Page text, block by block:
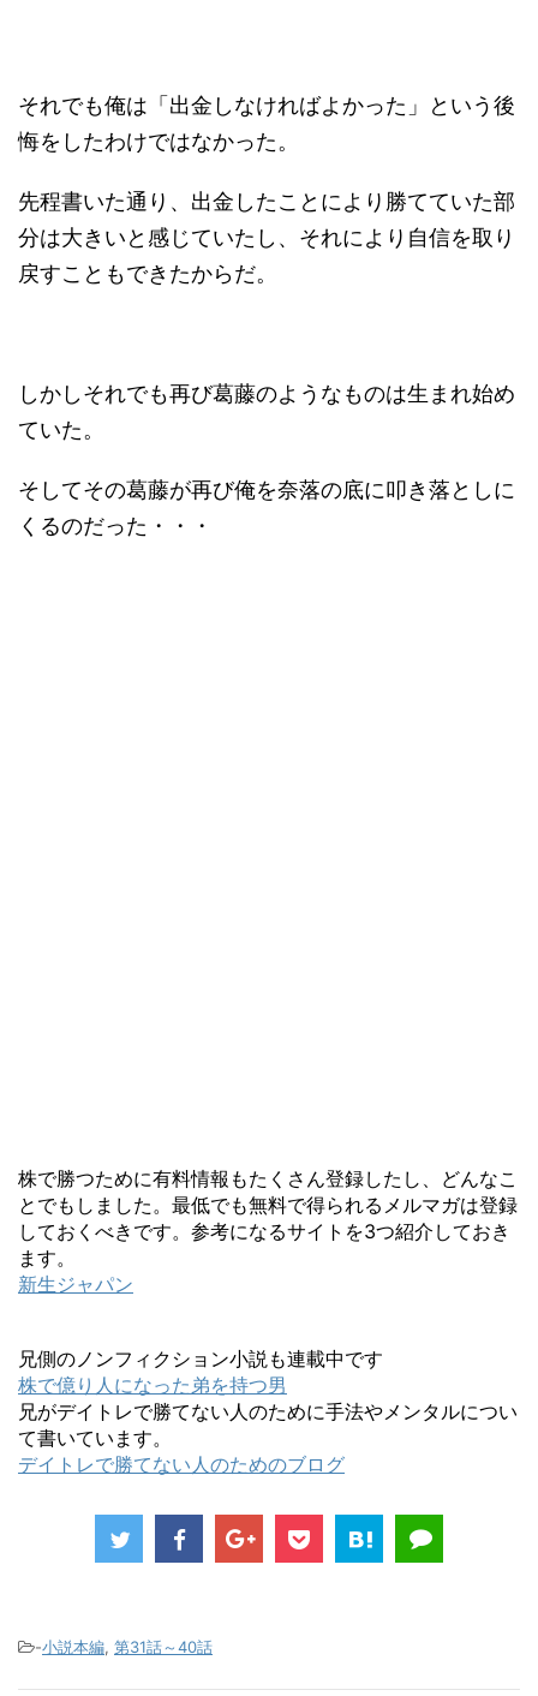
それでも俺は「出金しなければよかった」という後
悔をしたわけではなかった。
先程書いた通り、出金したことにより勝てていた部
分は大きいと感じていたし、それにより自信を取り
戻すこともできたからだ。
しかしそれでも再び葛藤のようなものは生まれ始め
ていた。
そしてその葛藤が再び俺を奈落の底に叩き落としに
くるのだった・・・
株で勝つために有料情報もたくさん登録したし、どんなこ
とでもしました。最低でも無料で得られるメルマガは登録
しておくべきです。参考になるサイトを3つ紹介しておき
ます。
新生ジャパン
兄側のノンフィクション小説も連載中です
株で億り人になった弟を持つ男
兄がデイトレで勝てない人のために手法やメンタルについ
て書いています。
デイトレで勝てない人のためのブログ
-小説本編, 第31話～40話